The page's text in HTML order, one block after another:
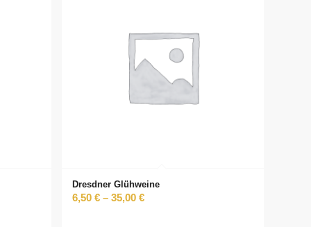
Dresdner Glühweine
6,50 €– 35,00 €